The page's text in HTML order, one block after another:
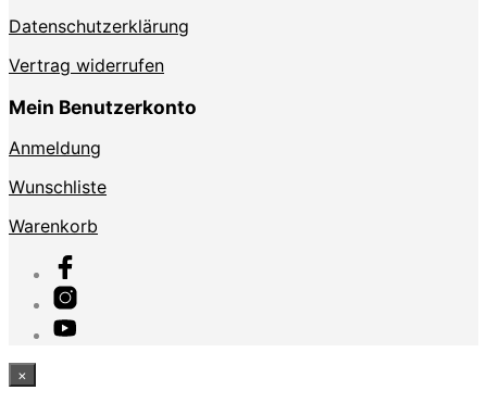
Datenschutzerklärung
Vertrag widerrufen
Mein Benutzerkonto
Anmeldung
Wunschliste
Warenkorb
×